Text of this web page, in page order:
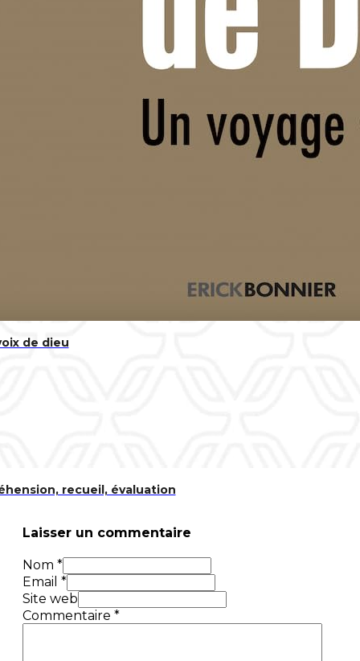
recueil, évaluation
de dieu
Laisser un commentaire
Nom *
Email *
Site web
Commentaire *